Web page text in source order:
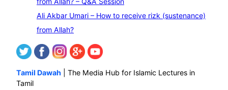
Ali Akbar Umari – How to receive rizk (sustenance)
from Allah?
Tamil Dawah | The Media Hub for Islamic Lectures in
Tamil